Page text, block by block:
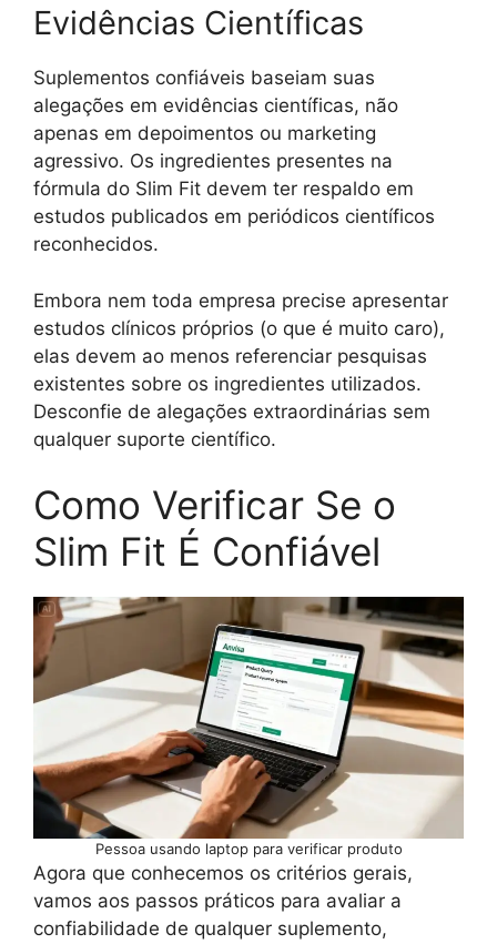
Evidências Científicas
Suplementos confiáveis baseiam suas
alegações em evidências científicas, não
apenas em depoimentos ou marketing
agressivo. Os ingredientes presentes na
fórmula do Slim Fit devem ter respaldo em
estudos publicados em periódicos científicos
reconhecidos.
Embora nem toda empresa precise apresentar
estudos clínicos próprios (o que é muito caro),
elas devem ao menos referenciar pesquisas
existentes sobre os ingredientes utilizados.
Desconfie de alegações extraordinárias sem
qualquer suporte científico.
Como Verificar Se o
Slim Fit É Confiável
Pessoa usando laptop para verificar produto
Agora que conhecemos os critérios gerais,
vamos aos passos práticos para avaliar a
confiabilidade de qualquer suplemento,